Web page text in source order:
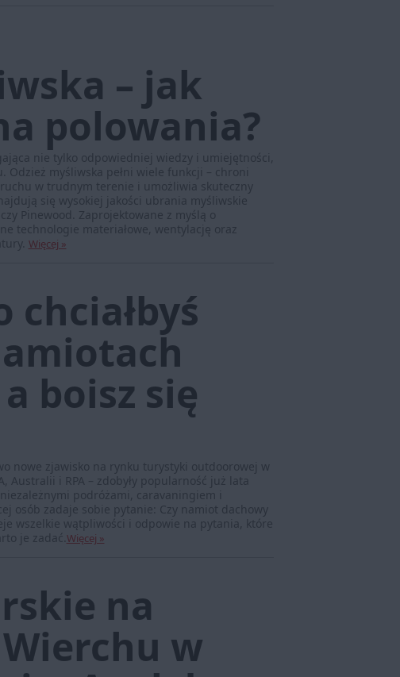
– jak
polowania?
nie tylko odpowiedniej wiedzy i umiejętności,
myśliwska pełni wiele funkcji – chroni
w trudnym terenie i umożliwia skuteczny
się wysokiej jakości ubrania myśliwskie
Pinewood. Zaprojektowane z myślą o
technologie materiałowe, wentylację oraz
Więcej »
chciałbyś
boisz się
nowe zjawisko na rynku turystyki outdoorowej w
Australii i RPA – zdobyły popularność już lata
podróżami, caravaningiem i
osób zadaje sobie pytanie: Czy namiot dachowy
wszelkie wątpliwości i odpowie na pytania, które
je zadać. Więcej »
na
w